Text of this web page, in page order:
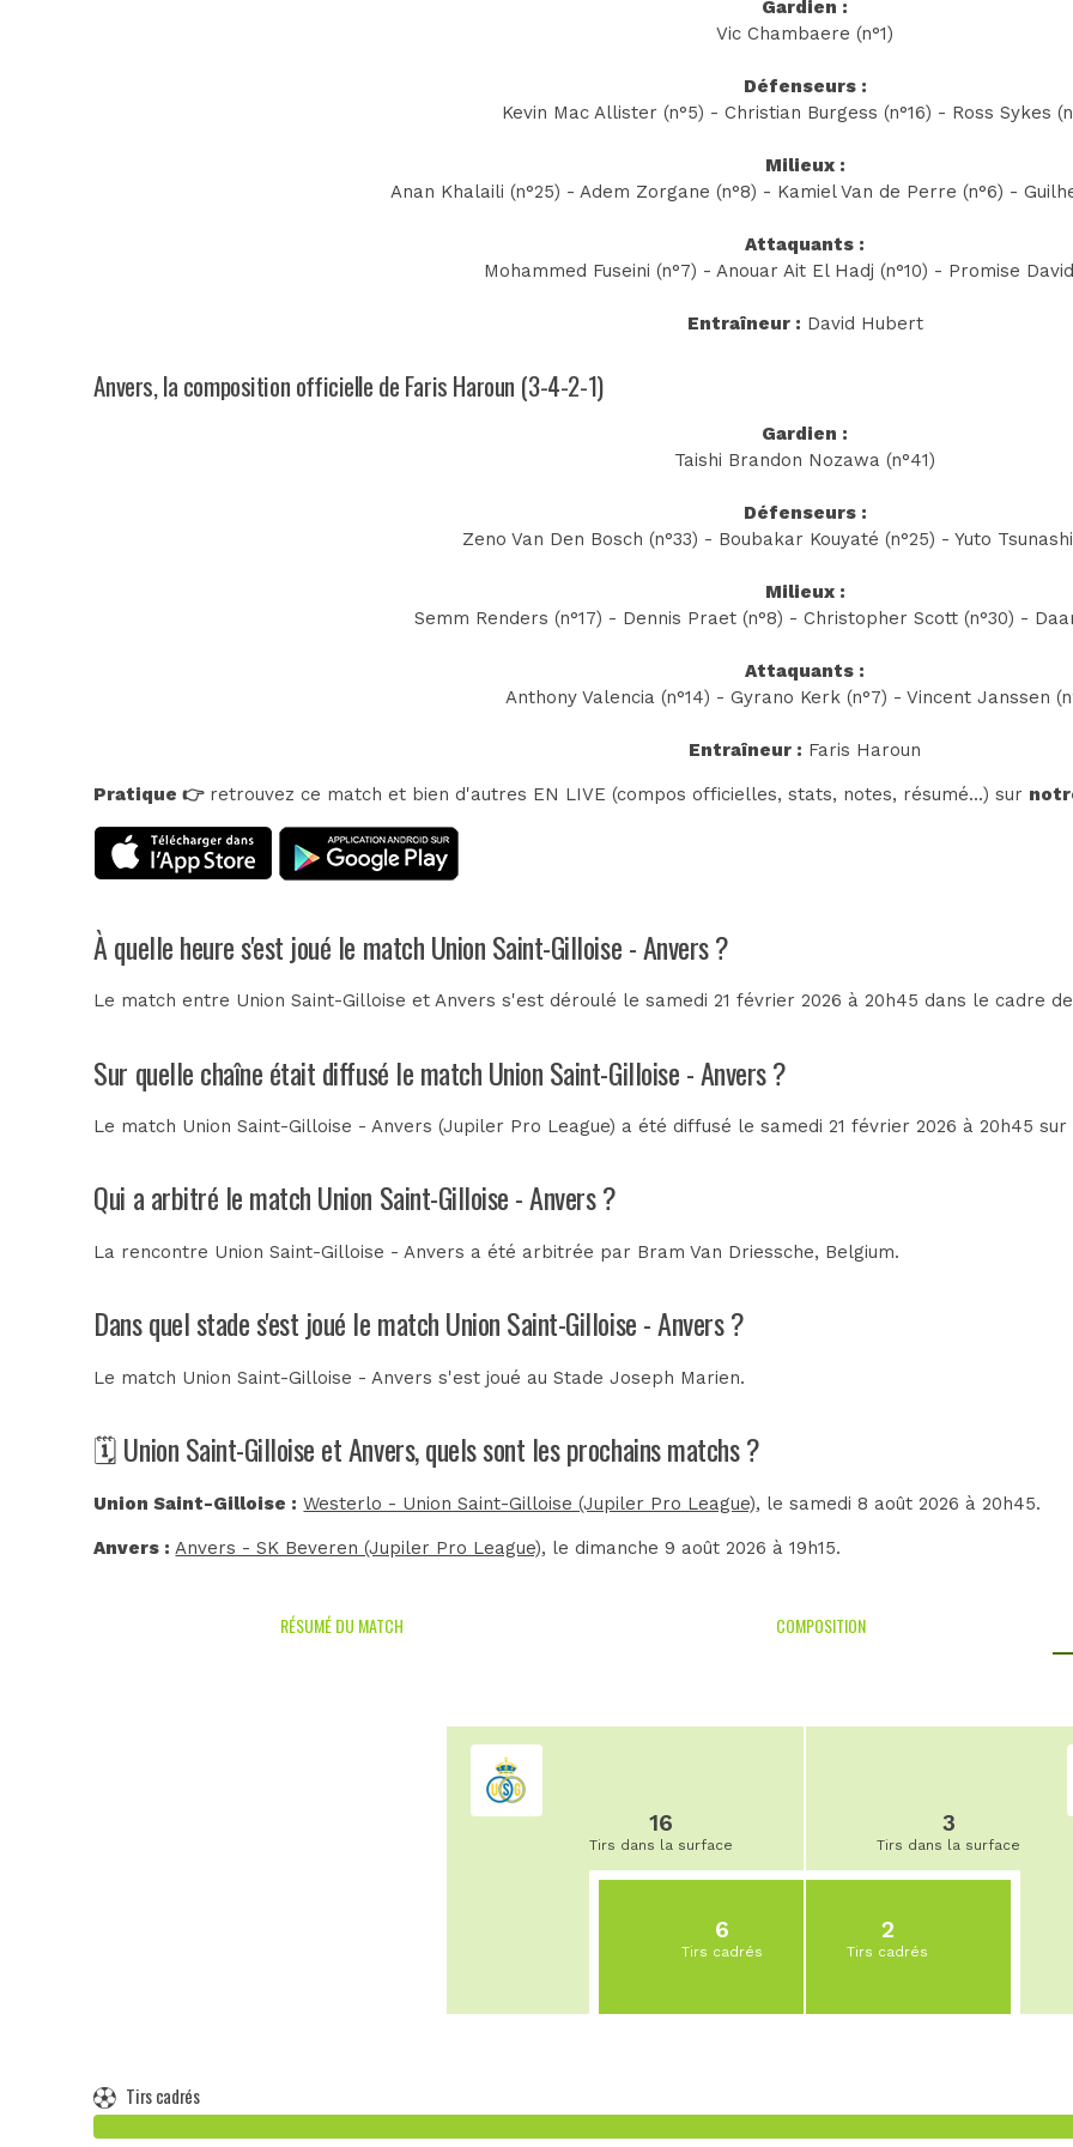
Gardien :
Vic Chambaere (n°1)
Défenseurs :
Kevin Mac Allister (n°5) - Christian Burgess (n°16) - Ross Sykes
Milieux :
Anan Khalaili (n°25) - Adem Zorgane (n°8) - Kamiel Van de Perre (n°6) -
Attaquants :
Mohammed Fuseini (n°7) - Anouar Ait El Hadj (n°10) - Promise David
Entraîneur : David Hubert
Anvers, la composition officielle de Faris Haroun (3-4-2-1)
Gardien :
Taishi Brandon Nozawa (n°41)
Défenseurs :
Zeno Van Den Bosch (n°33) - Boubakar Kouyaté (n°25) - Yuto
Milieux :
Semm Renders (n°17) - Dennis Praet (n°8) - Christopher Scott (n°30) -
Attaquants :
Anthony Valencia (n°14) - Gyrano Kerk (n°7) - Vincent Janssen
Entraîneur : Faris Haroun
Pratique 👉retrouvez ce match et bien d'autres EN LIVE (compos officielles, stats, notes, résumé...) sur
À quelle heure s'est joué le match Union Saint-Gilloise - Anvers ?
Le match entre Union Saint-Gilloise et Anvers s'est déroulé le samedi 21 février 2026 à 20h45 dans le cadre
Sur quelle chaîne était diffusé le match Union Saint-Gilloise - Anvers ?
Le match Union Saint-Gilloise - Anvers (Jupiler Pro League) a été diffusé le samedi 21 février 2026 à 20h45 sur
Qui a arbitré le match Union Saint-Gilloise - Anvers ?
La rencontre Union Saint-Gilloise - Anvers a été arbitrée par Bram Van Driessche, Belgium.
Dans quel stade s'est joué le match Union Saint-Gilloise - Anvers ?
Le match Union Saint-Gilloise - Anvers s'est joué auStade Joseph Marien.
🗓️ Union Saint-Gilloise et Anvers, quels sont les prochains matchs ?
Union Saint-Gilloise : Westerlo - Union Saint-Gilloise (Jupiler Pro League), le samedi 8 août 2026 à 20h45.
Anvers : Anvers - SK Beveren (Jupiler Pro League), le dimanche 9 août 2026 à 19h15.
RÉSUMÉ DU MATCH COMPOSITION
16
Tirs dans la surface
6
Tirs cadrés
3
Tirs dans la surface
2
Tirs cadrés
Tirs cadrés